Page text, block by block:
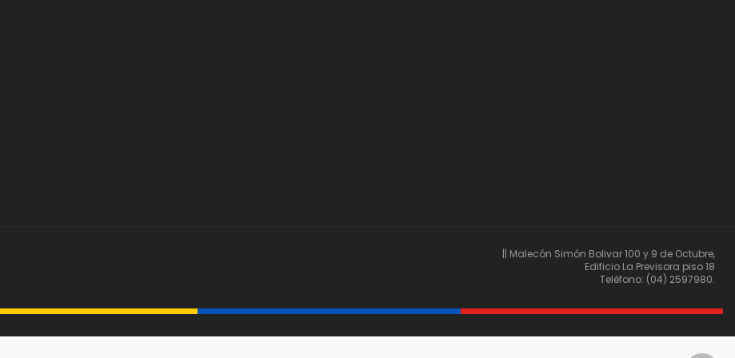
|| Malecón Simón Bolivar 100 y 9 de Octubre,
Edificio La Previsora piso 18
Teléfono: (04) 2597980.